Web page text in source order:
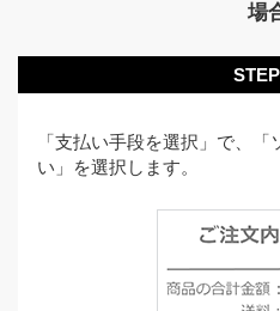
場
「支払い手段を選択」で、
い」を選択します。